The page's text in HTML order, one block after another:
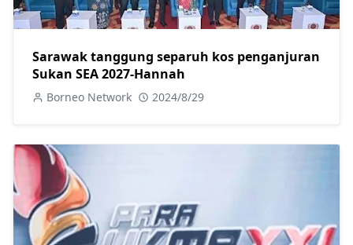
Sarawak tanggung separuh kos penganjuran
Sukan SEA 2027-Hannah
Borneo Network 2024/8/29